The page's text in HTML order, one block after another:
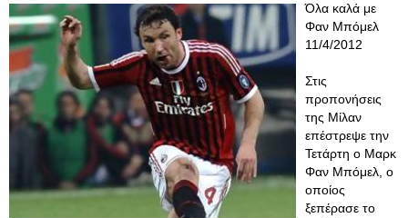
Όλα καλά με
Φαν Μπόμελ
11/4/2012
Στις
προπονήσεις
της Μίλαν
επέστρεψε την
Τετάρτη ο Μαρκ
Φαν Μπόμελ, ο
οποίος
ξεπέρασε το